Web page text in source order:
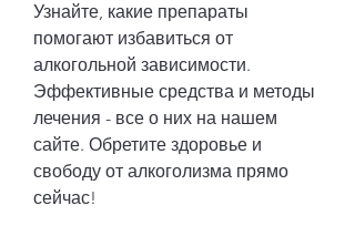
Узнайте, какие препараты
помогают избавиться от
алкогольной зависимости.
Эффективные средства и методы
лечения - все о них на нашем
сайте. Обретите здоровье и
свободу от алкоголизма прямо
сейчас!